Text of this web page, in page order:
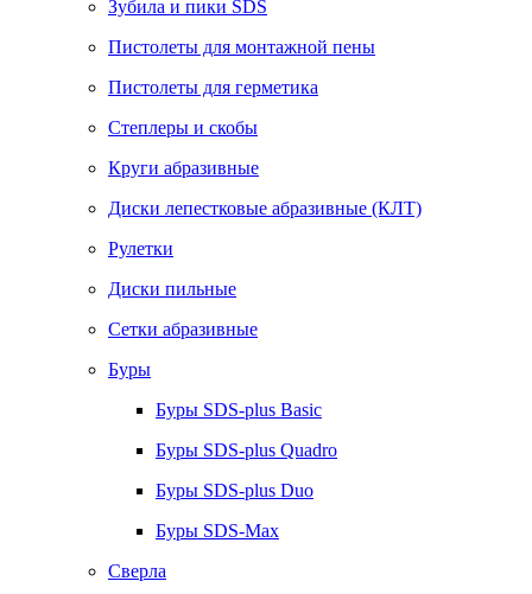
Зубила и пики SDS
Пистолеты для монтажной пены
Пистолеты для герметика
Степлеры и скобы
Круги абразивные
Диски лепестковые абразивные (КЛТ)
Рулетки
Диски пильные
Сетки абразивные
Буры
Буры SDS-plus Basic
Буры SDS-plus Quadro
Буры SDS-plus Duo
Буры SDS-Max
Сверла